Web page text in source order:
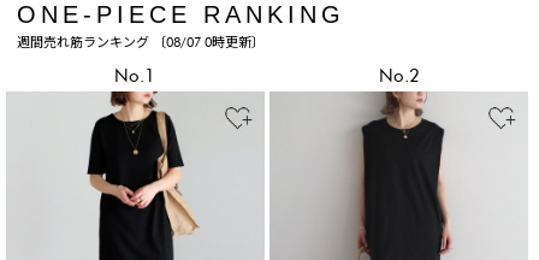
ONE-PIECE RANKING
週間売れ筋ランキング 〔08/07 0時更新〕
No.1 No.2